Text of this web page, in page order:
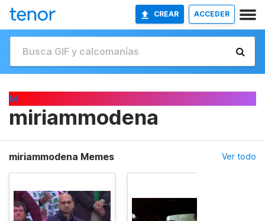
CREAR ACCEDER
M
miriammodena
miriammodena Memes Ver todo